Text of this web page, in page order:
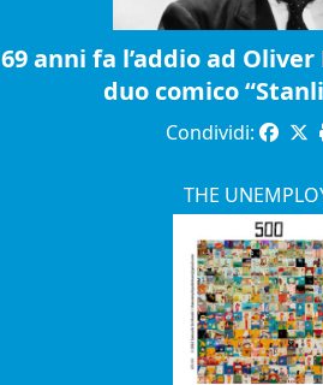
69 anni fa l’addio ad
duo comico
Condividi:
THE